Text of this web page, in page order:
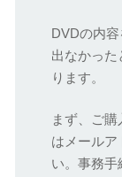
DVDの内
出なかった
ります。
まず、ご
はメールア
い。事務手